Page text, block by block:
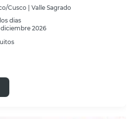
Cusco |
Valle Sagrado
dias
diciembre 2026